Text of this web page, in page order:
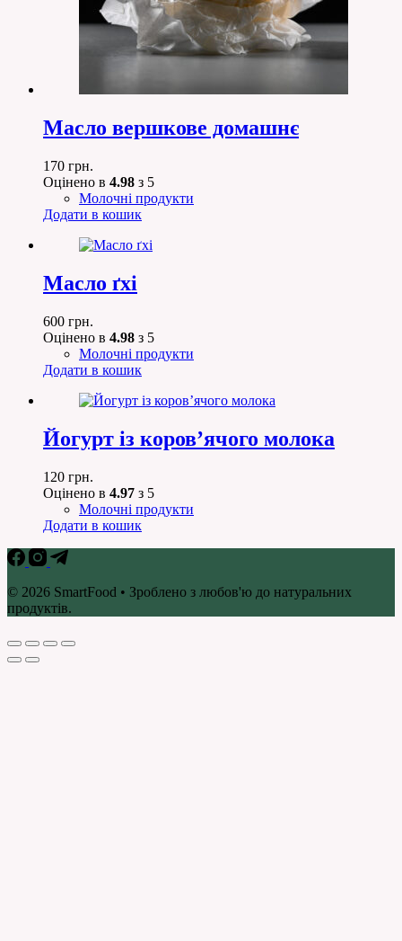
Масло вершкове домашнє
170 грн.
Оцінено в 4.98 з 5
Молочні продукти
Додати в кошик
Масло ґхі
600 грн.
Оцінено в 4.98 з 5
Молочні продукти
Додати в кошик
Йогурт із коров’ячого молока
120 грн.
Оцінено в 4.97 з 5
Молочні продукти
Додати в кошик
© 2026 SmartFood • Зроблено з любов'ю до натуральних
продуктів.